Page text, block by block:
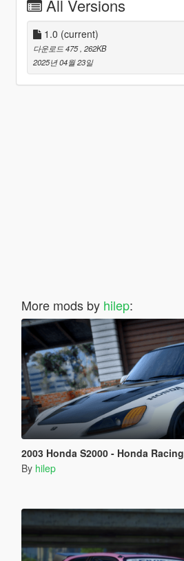
All Versions
1.0 (current)
다운로드 475 , 262KB
2025년 04월 23일
More mods by hilep:
2003 Honda S2000 - Honda Racing
By hilep